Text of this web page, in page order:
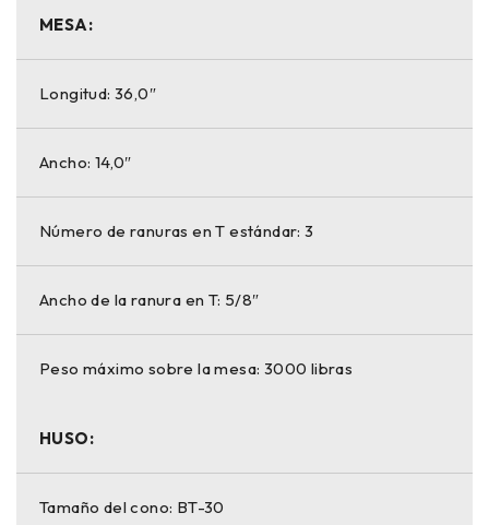
MESA:
Longitud: 36,0″
Ancho: 14,0″
Número de ranuras en T estándar: 3
Ancho de la ranura en T: 5/8″
Peso máximo sobre la mesa: 3000 libras
HUSO:
Tamaño del cono: BT-30